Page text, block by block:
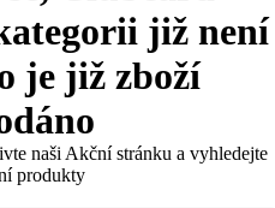
již není
je již zboží
naši Akční stránku a vyhledejte
produkty